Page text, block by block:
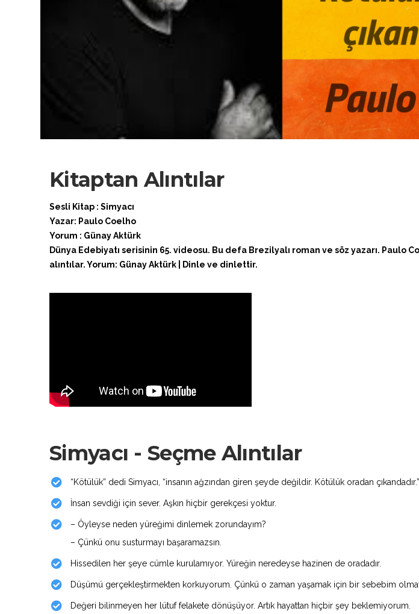
Kitaptan Alıntılar
Sesli Kitap : Simyacı
Yazar: Paulo Coelho
Yorum : Günay Aktürk
Dünya Edebiyatı serisinin 65. videosu. Bu defa Brezilyalı roman ve söz yazarı. Paulo
alıntılar. Yorum: Günay Aktürk | Dinle ve dinlettir.
Simyacı - Seçme Alıntılar
“Kötülük” dedi Simyacı, “insanın ağzından giren şeyde değildir. Kötülük oradan çıkandadır.”
İnsan sevdiği için sever. Aşkın hiçbir gerekçesi yoktur.
– Öyleyse neden yüreğimi dinlemek zorundayım?
– Çünkü onu susturmayı başaramazsın.
Hissedilen her şeye cümle kurulamıyor. Yüreğin neredeyse hazinen de oradadır.
Düşümü gerçekleştirmekten korkuyorum. Çünkü o zaman yaşamak için bir sebebim
Değeri bilinmeyen her lütuf felakete dönüşüyor. Artık hayattan hiçbir şey beklemiyorum.